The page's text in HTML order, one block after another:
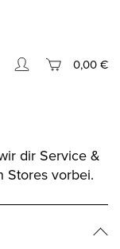
0,00 €
dir Service &
Stores vorbei.